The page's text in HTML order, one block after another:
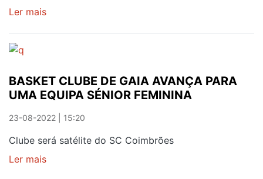
Ler mais
APOIAR
250
PATINADORAS
BASKET CLUBE DE GAIA AVANÇA PARA
UMA EQUIPA SÉNIOR FEMININA
23-08-2022 | 15:20
Clube será satélite do SC Coimbrões
Ler mais